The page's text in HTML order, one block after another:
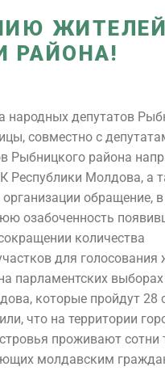
ЖИТЕЛЕЙ
РАЙОНА!
народных депутатов
совместно с
Рыбницкого района
Республики Молдова, а
обращение,
озабоченность
количества
для голосования
парламентских выборах
которые пройдут 28
что на территории
проживают сотни
молдавским